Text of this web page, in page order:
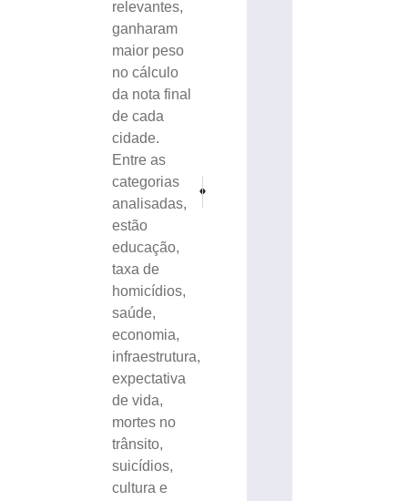
relevantes,
ganharam
maior peso
no cálculo
da nota final
de cada
cidade.
Entre as
categorias
analisadas,
estão
educação,
taxa de
homicídios,
saúde,
economia,
infraestrutura,
expectativa
de vida,
mortes no
trânsito,
suicídios,
cultura e
Fenarreco terá entrada gratuita durante todos os